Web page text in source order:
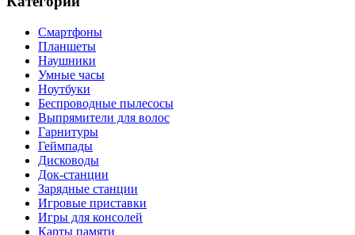
Смартфоны
Планшеты
Наушники
Умные часы
Ноутбуки
Беспроводные пылесосы
Выпрямители для волос
Гарнитуры
Геймпады
Дисководы
Док-станции
Зарядные станции
Игровые приставки
Игры для консолей
Карты памяти